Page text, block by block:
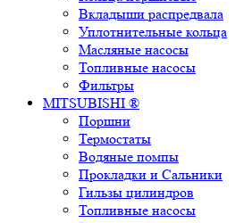
Вкладыши распредвала
Уплотнительные кольца
Масляные насосы
Топливные насосы
Фильтры
MITSUBISHI ®
Поршни
Термостаты
Водяные помпы
Прокладки и Сальники
Гильзы цилиндров
Топливные насосы